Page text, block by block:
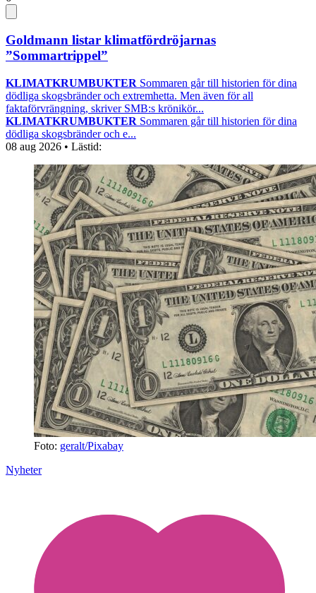
Goldmann listar klimatfördröjarnas
”Sommartrippel”
KLIMATKRUMBUKTER Sommaren går till historien för dina
dödliga skogsbränder och extremhetta. Men även för all
faktaförvrängning, skriver SMB:s krönikör...
KLIMATKRUMBUKTER Sommaren går till historien för dina
dödliga skogsbränder och e...
08 aug 2026 • Lästid:
Foto: geralt/Pixabay
Nyheter